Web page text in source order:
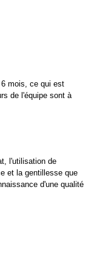
mois, ce qui est
de l'équipe sont à
l'utilisation de
et la gentillesse que
d'une qualité